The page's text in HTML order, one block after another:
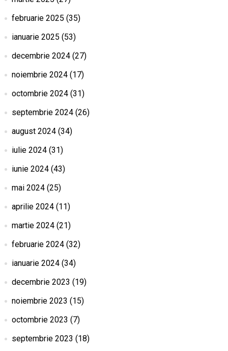
februarie 2025 (35)
ianuarie 2025 (53)
decembrie 2024(27)
noiembrie 2024(17)
octombrie 2024(31)
septembrie 2024(26)
august 2024(34)
iulie 2024(31)
iunie 2024(43)
mai 2024(25)
aprilie 2024(11)
martie 2024(21)
februarie 2024(32)
ianuarie 2024(34)
decembrie 2023 (19)
noiembrie 2023 (15)
octombrie 2023 (7)
septembrie 2023 (18)